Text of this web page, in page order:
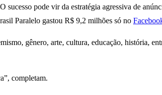
pode vir da estratégia agressiva de
Paralelo gastou R$ 9,2 milhões só no
gênero, arte, cultura, educação, história,
completam.